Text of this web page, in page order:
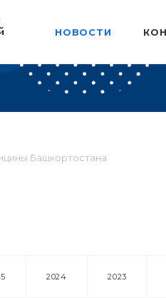
НОВОСТИ
Башкортостана
2024 2023